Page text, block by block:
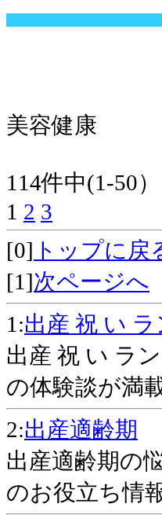
美容健康
114件中(1-50）
1 2 3
[0] トップに戻
[1]次ページへ
1:出産 祝 い
出産 祝 い ラ
の体験談が満
2:出産適齢期
出産適齢期の
のお役立ち情